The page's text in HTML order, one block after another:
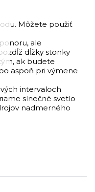
Môžete použiť
ale
dĺžky stonky
ak budete
aspoň pri výmene
intervaloch
slnečné svetlo
nadmerného